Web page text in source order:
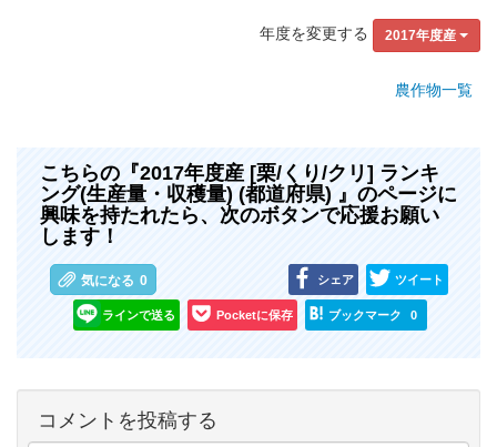
年度を変更する 2017年度産
農作物一覧
こちらの『2017年度産 [栗/くり/クリ] ランキ
ング(生産量・収穫量) (都道府県) 』のページに
興味を持たれたら、次のボタンで応援お願い
します！
気になる 0 シェア ツイート
ラインで送る Pocketに保存 ブックマーク 0
コメントを投稿する